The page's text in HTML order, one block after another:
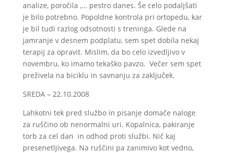
analize, poročila ,… pestro danes. Še celo podaljšati
je bilo potrebno. Popoldne kontrola pri ortopedu, kar
je bil tudi razlog odsotnosti s treninga. Glede na
jamranje v desnem podplatu, sem spet dobila nekaj
terapij za opravit. Mislim, da bo celo izvedljivo v
novembru, ko imamo tekaško pavzo. Večer sem spet
preživela na biciklu in savnanju za zaključek.
SREDA – 22.10.2008
Lahkotni tek pred službo in pisanje domače naloge
za ruščino ob nenormalni uri. Kopalnica, pakiranje
torb za cel dan in odhod proti službi. Nič kaj
presenetljivega. Na ruščini pa zanimivo kot vedno,